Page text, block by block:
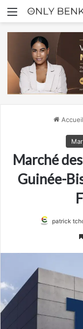
Menu
Accueil
Marché
Guinée-
patrick